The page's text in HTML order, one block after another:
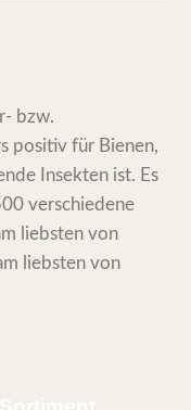
bzw.
positiv für Bienen,
Insekten ist. Es
verschiedene
liebsten von
liebsten von